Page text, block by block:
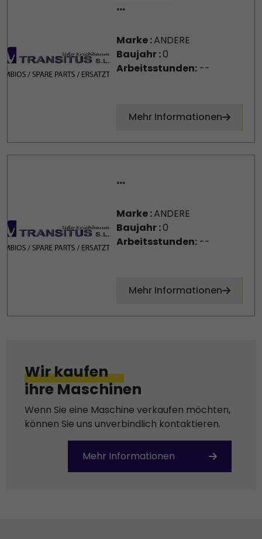
...
Marke :ANDERE
Baujahr :0
Arbeitsstunden:--
Mehr Informationen
...
Marke :ANDERE
Baujahr :0
Arbeitsstunden:--
Mehr Informationen
Wir kaufen
ihre Maschinen
Wenn Sie eine Maschine verkaufen möchten,
können Sie uns unverbindlich kontaktieren.
Mehr Informationen